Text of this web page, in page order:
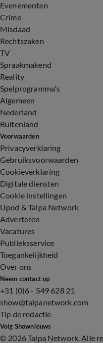
Evenementen
Crime
Misdaad
Rechtszaken
TV
Spraakmakend
Reality
Spelprogramma's
Algemeen
Nederland
Buitenland
Voorwaarden
Privacyverklaring
Gebruiksvoorwaarden
Cookieverklaring
Digitale diensten
Cookie instellingen
Upod & Talpa Network
Adverteren
Vacatures
Publieksservice
Toegankelijkheid
Over ons
Neem contact op
+31 (0)6 - 549 628 21
show@talpanetwork.com
Tip de redactie
Volg Shownieuws
© 2026 Talpa Network. Alle